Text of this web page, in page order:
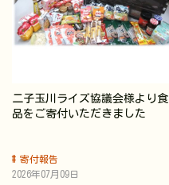
二子玉川ライズ協議会様より食
品をご寄付いただきました
寄付報告
2026年07月09日